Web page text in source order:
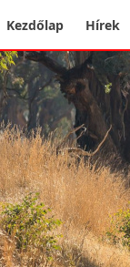
Kezdőlap Hírek